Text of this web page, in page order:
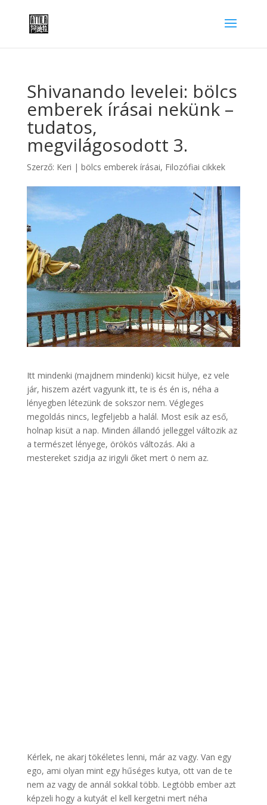
Shivanando levelei: bölcs
emberek írásai nekünk –
tudatos,
megvilágosodott 3.
Szerző: Keri | bölcs emberek írásai, Filozófiai cikkek
Itt mindenki (majdnem mindenki) kicsit hülye, ez vele
jár, hiszem azért vagyunk itt, te is és én is, néha a
lényegben létezünk de sokszor nem. Végleges
megoldás nincs, legfeljebb a halál. Most esik az eső,
holnap kisüt a nap. Minden állandó jelleggel változik az
a természet lényege, örökös változás. Aki a
mestereket szidja az irigyli őket mert ö nem az.
Kérlek, ne akarj tökéletes lenni, már az vagy. Van egy
ego, ami olyan mint egy hűséges kutya, ott van de te
nem az vagy de annál sokkal több. Legtöbb ember azt
képzeli hogy a kutyát el kell kergetni mert néha